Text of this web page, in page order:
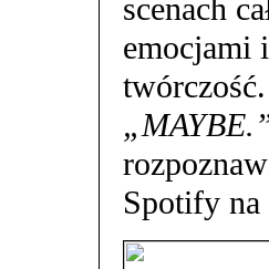
scenach
emocjami
Spotify na